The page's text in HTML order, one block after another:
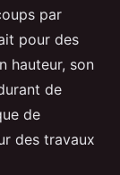
par
pour des
hauteur, son
de
de
des travaux